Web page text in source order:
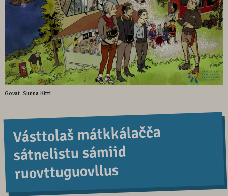
Govat: Sunna Kitti
Vásttolaš mátkkálačča
sátnelistu sámiid
ruovttuguovllus